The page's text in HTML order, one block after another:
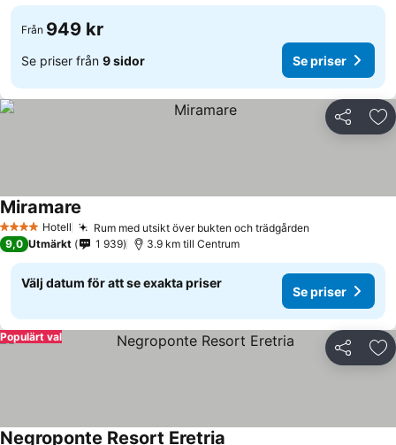
Från 949 kr
Se priser från 9 sidor Se priser
Dela
4 StjärnorHotell Rum med utsikt över bukten och trädgården
Miramare
9,0 Utmärkt 1 939 3.9 km till Centrum
Välj datum för att se exakta priser
Se priser
Dela
Populärt val
Negroponte Resort Eretria